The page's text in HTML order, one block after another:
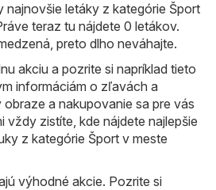
najnovšie letáky z kategórie Šport
teraz tu nájdete 0 letákov.
preto dlho neváhajte.
akciu a pozrite si napríklad tieto
informáciám o zľavách a
a nakupovanie sa pre vás
vždy zistíte, kde nájdete najlepšie
z kategórie Šport v meste
výhodné akcie. Pozrite si